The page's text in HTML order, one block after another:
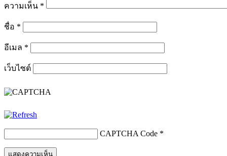
ความเห็น *
ชื่อ *
อีเมล *
เว็บไซต์
CAPTCHA Code *